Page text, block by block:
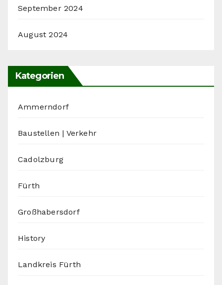
September 2024
August 2024
Kategorien
Ammerndorf
Baustellen | Verkehr
Cadolzburg
Fürth
Großhabersdorf
History
Landkreis Fürth